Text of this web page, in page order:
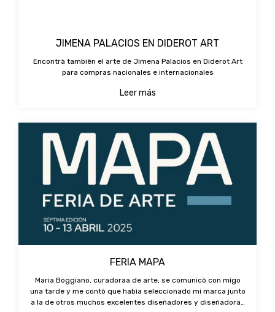
JIMENA PALACIOS EN DIDEROT ART
Encontrà tambièn el arte de Jimena Palacios en Diderot Art
para compras nacionales e internacionales
Leer más
FERIA MAPA
Maria Boggiano, curadoraa de arte, se comunicò con migo
una tarde y me contò que habìa seleccionado mi marca junto
a la de otros muchos excelentes diseñadores y diseñadoras